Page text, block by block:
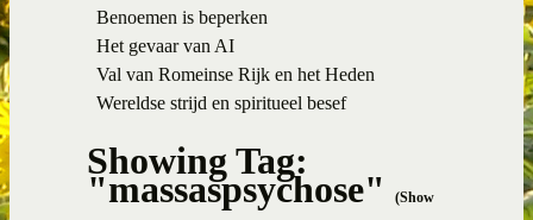
Benoemen is beperken
Het gevaar van AI
Val van Romeinse Rijk en het Heden
Wereldse strijd en spiritueel besef
Showing Tag:
"massaspsychose"
(Show